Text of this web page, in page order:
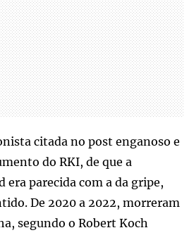
citada no post enganoso e
do RKI, de que a
era parecida com a da gripe,
De 2020 a 2022, morreram
segundo o Robert Koch